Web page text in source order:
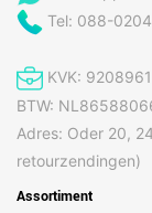
Tel: 088-
KVK:
BTW:
Adres: Oder 20,
retourzendingen)
Assortiment